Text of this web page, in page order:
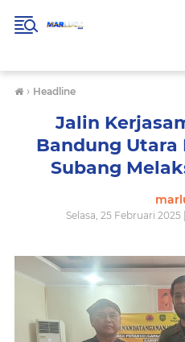
› Headline
Jalin
Bandung Utara
Subang
Selasa, 25 Februari